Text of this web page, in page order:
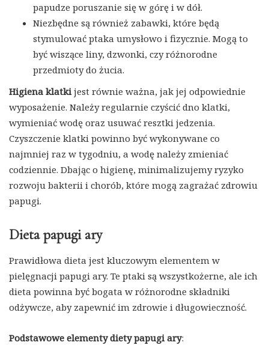
papudze poruszanie się w górę i w dół.
Niezbędne są również zabawki, które będą
stymulować ptaka umysłowo i fizycznie. Mogą to
być wiszące liny, dzwonki, czy różnorodne
przedmioty do żucia.
Higiena klatki jest równie ważna, jak jej odpowiednie
wyposażenie. Należy regularnie czyścić dno klatki,
wymieniać wodę oraz usuwać resztki jedzenia.
Czyszczenie klatki powinno być wykonywane co
najmniej raz w tygodniu, a wodę należy zmieniać
codziennie. Dbając o higienę, minimalizujemy ryzyko
rozwoju bakterii i chorób, które mogą zagrażać zdrowiu
papugi.
Dieta papugi ary
Prawidłowa dieta jest kluczowym elementem w
pielęgnacji papugi ary. Te ptaki są wszystkożerne, ale ich
dieta powinna być bogata w różnorodne składniki
odżywcze, aby zapewnić im zdrowie i długowieczność.
Podstawowe elementy diety papugi ary: